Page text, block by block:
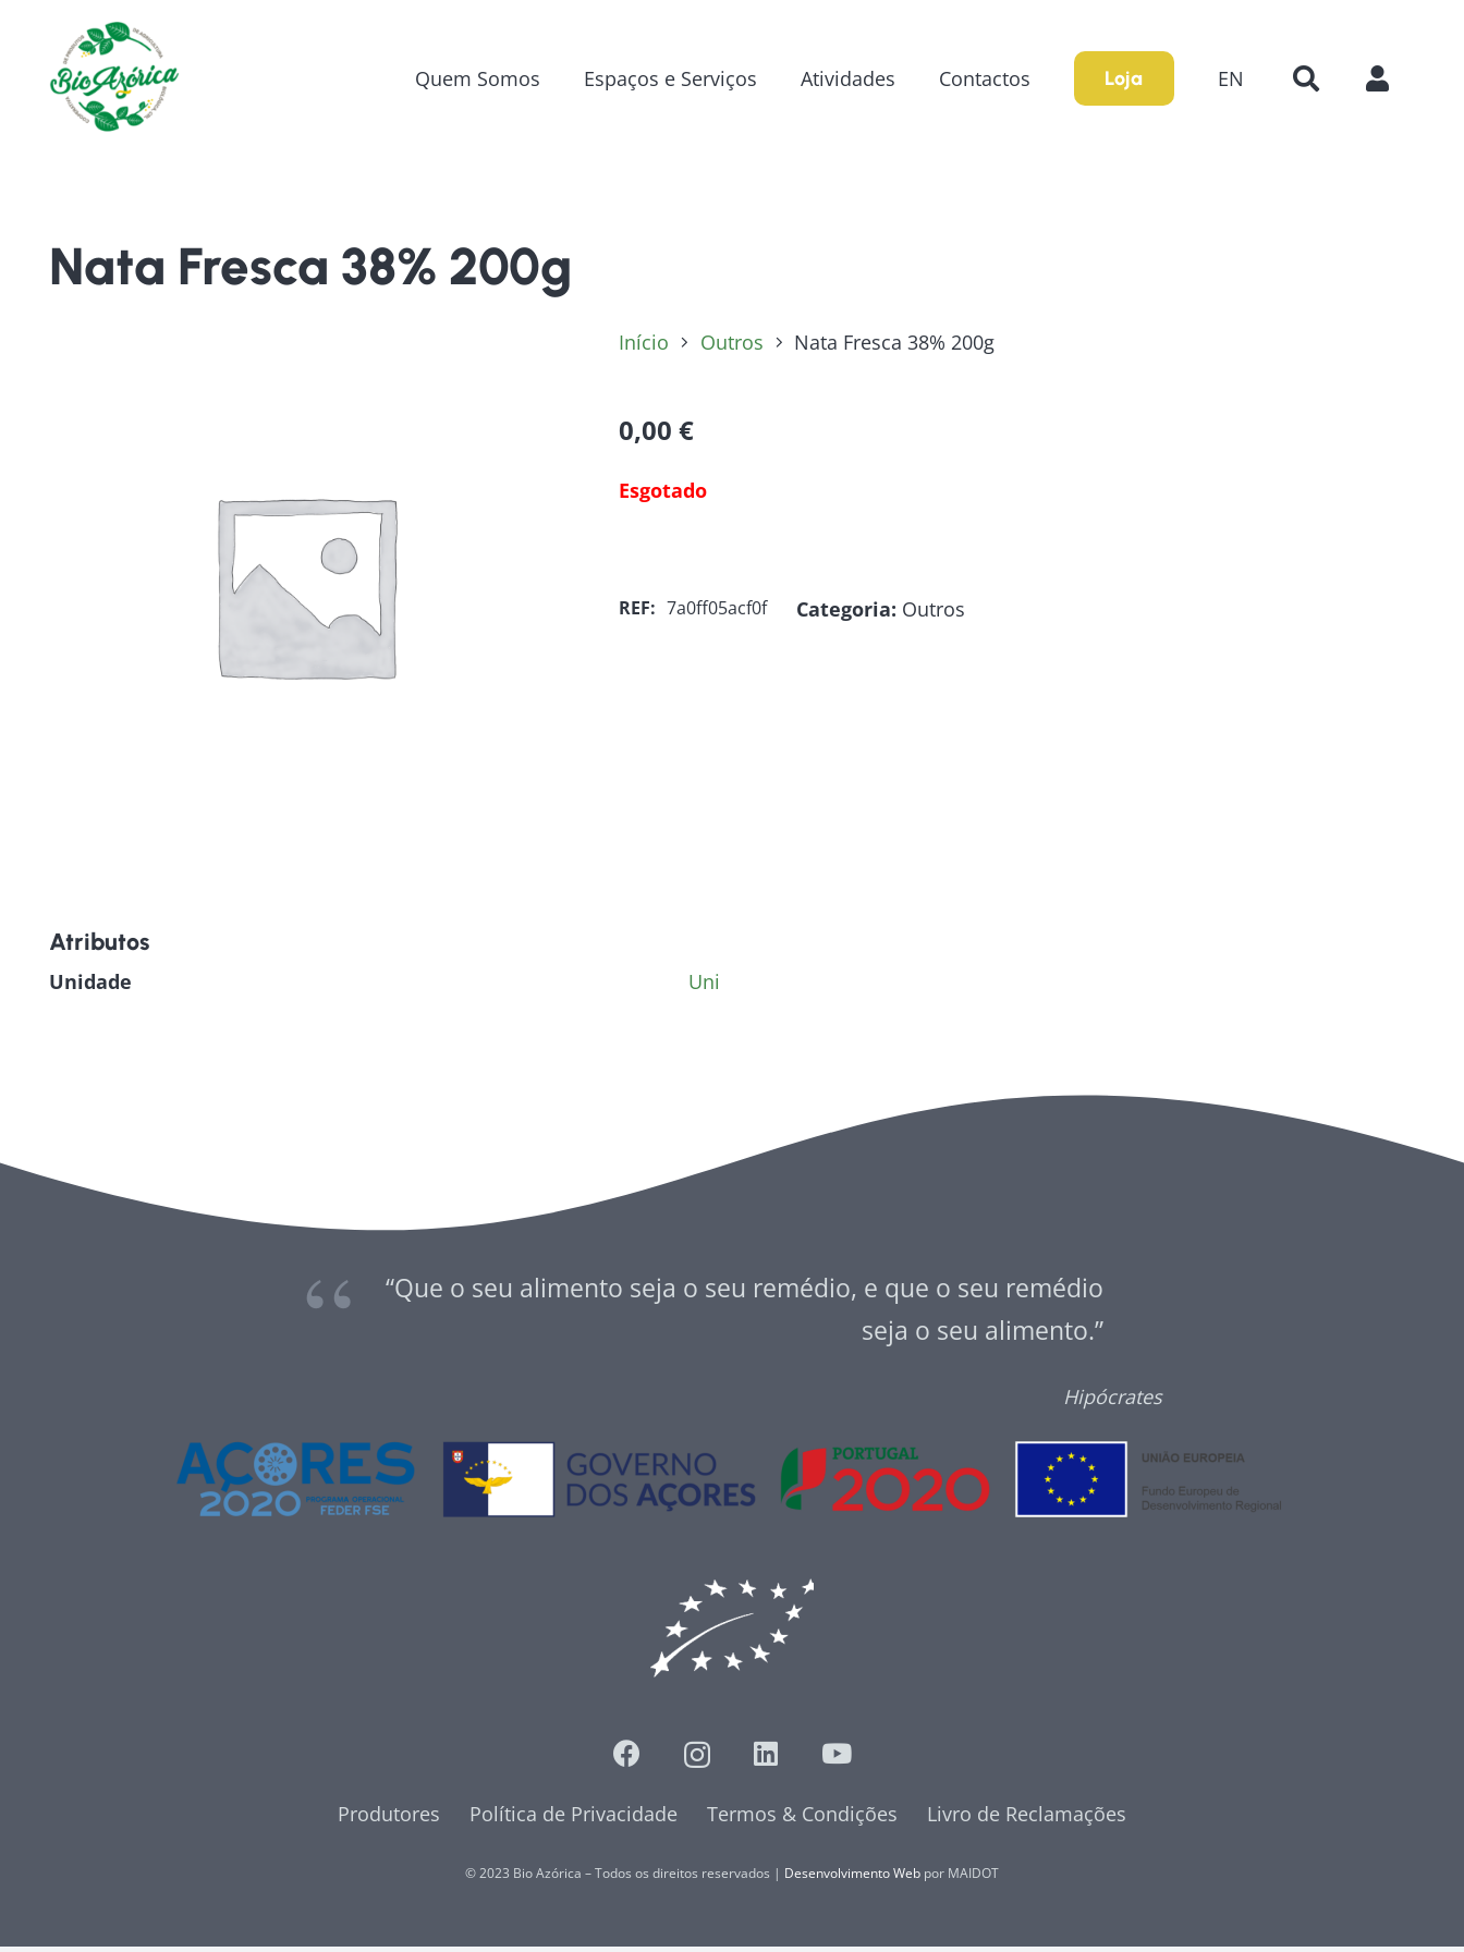
Quem Somos Espaços e Serviços Atividades Contactos Loja EN
Nata Fresca 38% 200g
Início Outros Nata Fresca 38% 200g
0,00€
Esgotado
REF: 7a0ff05acf0f Categoria: Outros
Atributos
Unidade Uni
“Que o seu alimento seja o seu remédio, e que o seu remédio
seja o seu alimento.”
Hipócrates
Produtores Política de Privacidade Termos & Condições Livro de Reclamações
© 2023 Bio Azórica – Todos os direitos reservados | Desenvolvimento Web por MAIDOT